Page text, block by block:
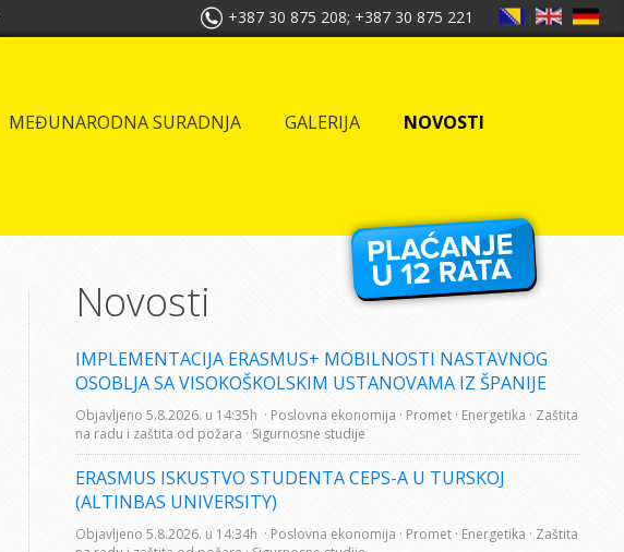
+387 30 875 208; +387 30 875 221
MEĐUNARODNA SURADNJA GALERIJA NOVOSTI
Novosti
IMPLEMENTACIJA ERASMUS+ MOBILNOSTI NASTAVNOG
OSOBLJA SA VISOKOŠKOLSKIM USTANOVAMA IZ ŠPANIJE
Objavljeno 5.8.2026. u 14:35h · Poslovna ekonomija · Promet · Energetika · Zaštita
na radu i zaštita od požara · Sigurnosne studije
ERASMUS ISKUSTVO STUDENTA CEPS-A U TURSKOJ
(ALTINBAS UNIVERSITY)
Objavljeno 5.8.2026. u 14:34h · Poslovna ekonomija · Promet · Energetika · Zaštita